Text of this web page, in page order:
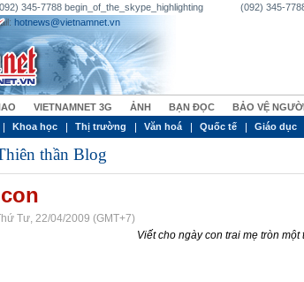
345-7788 begin_of_the_skype_highlighting (092) 345-
hotnews@vietnamnet.vn
VIETNAMNET 3G ẢNH BẠN ĐỌC BẢO VỆ
Khoa học Thị trường Văn hoá Quốc tế Giáo dục
thần Blog
Tư, 22/04/2009 (GMT+7)
Viết cho ngày con trai mẹ tròn một